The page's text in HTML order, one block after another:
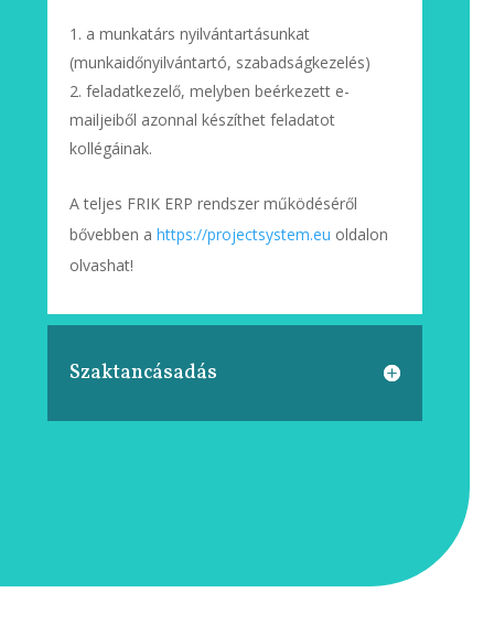
a munkatárs nyilvántartásunkat
(munkaidőnyilvántartó, szabadságkezelés)
feladatkezelő, melyben beérkezett e-
mailjeiből azonnal készíthet feladatot
kollégáinak.
A teljes FRIK ERP rendszer működéséről
bővebben a https://projectsystem.eu oldalon
olvashat!
Szaktancásadás